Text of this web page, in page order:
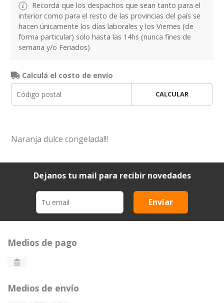
Recordá que los despachos que sean tanto para el
interior como para el resto de las provincias del país se
hacen únicamente los días laborales y los Viernes (de
forma particular) solo hasta las 14hs (nunca fines de
semana y/o Feriados)
Calculá el costo de envío
CALCULAR
Naranja dulce congelada!!!
Dejanos tu mail para recibir novedades
Enviar
Medios de pago
Medios de envío